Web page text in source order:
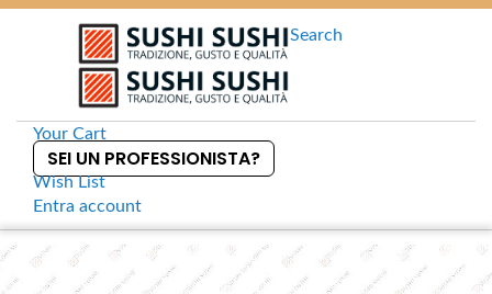
Search
Your Cart
SEI UN PROFESSIONISTA?
Wish List
Entra account
S
Home Conservati Matcha te verde in polvere
S
k